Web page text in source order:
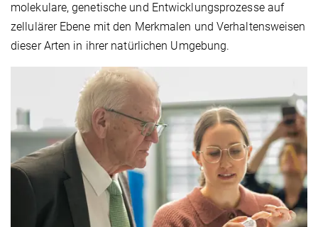
molekulare, genetische und Entwicklungsprozesse auf
zellulärer Ebene mit den Merkmalen und Verhaltensweisen
dieser Arten in ihrer natürlichen Umgebung.